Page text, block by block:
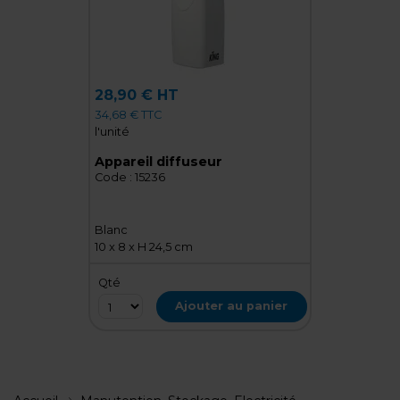
28,90 € HT
34,68 € TTC
l'unité
Appareil diffuseur
Code : 15236
Blanc
10 x 8 x H 24,5 cm
Qté
Ajouter au panier